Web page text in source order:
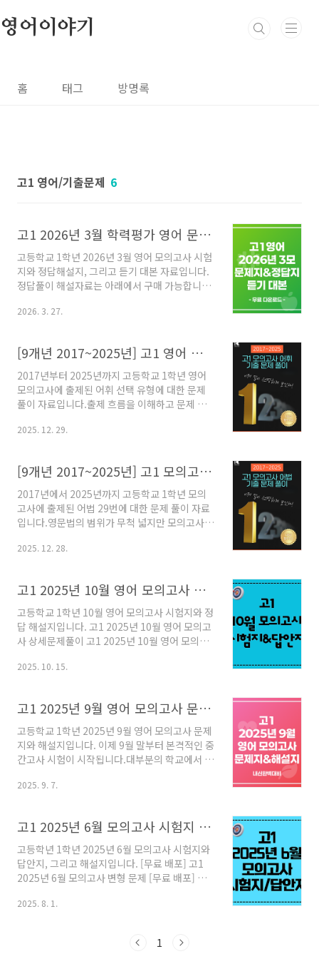
영어이야기
홈 태그 방명록
고1 영어/기출문제 6
고1 2026년 3월 학력평가 영어 문제지 정답해설지 듣기대본 무료 배포
고등학교 1학년 2026년 3월 영어 모의고사 시험
지와 정답해설지, 그리고 듣기 대본 자료입니다.
정답풀이 해설자료는 아래에서 구매 가능합니다.
고등학교 1학년 2026년 3월 학력평가 문제풀이
요지 글의 논리 구조 정답이 되는 근거를 자세히
solvook.com
2026. 3. 27.
[9개년 2017~2025년] 고1 영어 모의고사 어휘 선택 유형 문제 풀이
2017년부터 2025년까지 고등학교 1학년 영어
모의고사에 출제된 어휘 선택 유형에 대한 문제
풀이 자료입니다.출제 흐름을 이해하고 문제 풀
개년 2017~2025년] 고1 영어 모의고사 어휘 선
- 쏠북고등학교 1학년 2017년부터 2025년까지
모의고사에 출제된 어휘 선택 유형에 대한 문제
풀이 자료입니다. 지금까지 출제된 문제를 풀어
보면서 출제 경향을 이해하는데 활용해 보시면
좋겠습니다.solvook.com
2025. 12. 29.
[9개년 2017~2025년] 고1 모의고사 어법 문제 풀이 총정리
2017년에서 2025년까지 고등학교 1학년 모의
고사에 출제된 어법 29번에 대한 문제 풀이 자료
입니다.영문법의 범위가 무척 넓지만 모의고사에
을 알 수 있습니다.본 자료를 통해 어법 문제의 출
의고사 어법 기출 문제 풀이 구매하기] 고1
2017-2025년 모의고사 어법 기출 문제 풀이 -
쏠북고등학교 1학년 2017년부터 2025년까지
모의고사에 출제된 어법 29번 문제들에 대한 문
제 풀이 자료입니다. 지금까지 출제된 어법 문제
를 풀어보고 출제 경향을 이해하는데 활용해 보
2025. 12. 28.
고1 2025년 10월 영어 모의고사 시험지와 정답 해설지
고등학교 1학년 10월 영어 모의고사 시험지와 정
답 해설지입니다. 고1 2025년 10월 영어 모의고
사 상세문제풀이 고1 2025년 10월 영어 모의고
영어 모의고사 상세문제풀이 자료입니다.지문과
분석 등 최대한 자myenglishstory2.com
2025. 10. 15.
고1 2025년 9월 영어 모의고사 문제지&해설지
고등학교 1학년 2025년 9월 영어 모의고사 문제
지와 해설지입니다. 이제 9월 말부터 본격적인 중
간고사 시험이 시작됩니다.대부분의 학교에서 이
요아래 9월 모의고사 상세문제풀이 자료를 이용
설 - 쏠북고1 2025년 9월 모의고사 상세 문제 풀
이 해설집입니다. 독해 지문, 해석, 주요 어휘 정
리, 주요 문장 구문 분석, 글의 주제, 글의 구조, 정
답 풀이 및 근거, 선택지 해석 및 오답 풀이로 구
성되어 있solvook.com
2025. 9. 7.
고1 2025년 6월 모의고사 시험지 답안지 해설지
고등학년 1학년 2025년 6월 모의고사 시험지와
답안지, 그리고 해설지입니다. [무료 배포] 고1
2025년 6월 모의고사 변형 문제 [무료 배포] 고1
2025년 6월 모의고사 변형 문제입니다. 문제 29
형으로 변형했습니다. 이번주에 시
2025. 8. 1.
1